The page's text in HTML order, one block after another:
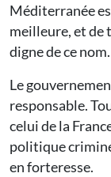
Méditerranée
meilleure, et de
digne de ce nom.
Le
responsable.
celui de la
politique
en forteresse.